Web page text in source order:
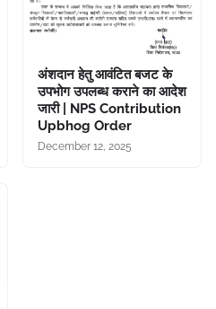
अंशदान हेतु आवंटित बजट के
उपभोग उपलब्ध कराने का आदेश
जारी | NPS Contribution
Upbhog Order
December 12, 2025